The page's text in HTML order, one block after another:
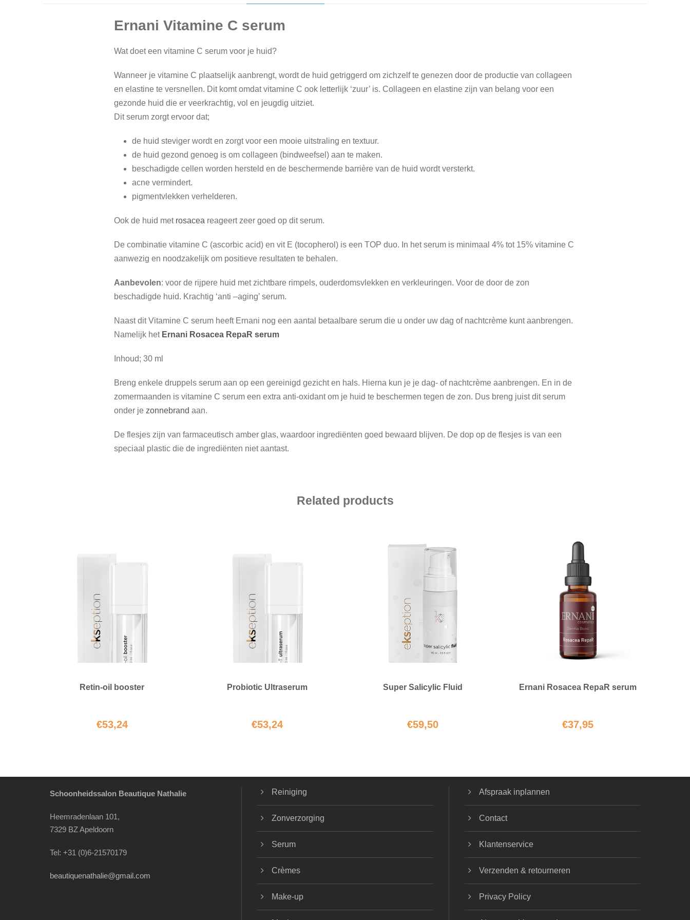
a
a
l
Ernani Vitamine C serum
Wat doet een vitamine C serum voor je huid?
Wanneer je vitamine C plaatselijk aanbrengt, wordt de huid getriggerd om zichzelf te genezen door de productie van collageen
en elastine te versnellen. Dit komt omdat vitamine C ook letterlijk ‘zuur’ is. Collageen en elastine zijn van belang voor een
gezonde huid die er veerkrachtig, vol en jeugdig uitziet.
Dit serum zorgt ervoor dat;
de huid steviger wordt en zorgt voor een mooie uitstraling en textuur.
de huid gezond genoeg is om collageen (bindweefsel) aan te maken.
beschadigde cellen worden hersteld en de beschermende barrière van de huid wordt versterkt.
acne vermindert.
pigmentvlekken verhelderen.
Ook de huid met rosacea reageert zeer goed op dit serum.
De combinatie vitamine C (ascorbic acid) en vit E (tocopherol) is een TOP duo. In het serum is minimaal 4% tot 15% vitamine C
aanwezig en noodzakelijk om positieve resultaten te behalen.
Aanbevolen: voor de rijpere huid met zichtbare rimpels, ouderdomsvlekken en verkleuringen. Voor de door de zon
beschadigde huid. Krachtig ‘anti –aging’ serum.
Naast dit Vitamine C serum heeft Ernani nog een aantal betaalbare serum die u onder uw dag of nachtcrème kunt aanbrengen.
Namelijk het Ernani Rosacea RepaR serum
Inhoud; 30 ml
Breng enkele druppels serum aan op een gereinigd gezicht en hals. Hierna kun je je dag- of nachtcrème aanbrengen. En in de
zomermaanden is vitamine C serum een extra anti-oxidant om je huid te beschermen tegen de zon. Dus breng juist dit serum
onder je zonnebrand aan.
De flesjes zijn van farmaceutisch amber glas, waardoor ingrediënten goed bewaard blijven. De dop op de flesjes is van een
speciaal plastic die de ingrediënten niet aantast.
Related products
Retin-oil booster
€53,24
Probiotic Ultraserum
€53,24
Super Salicylic Fluid
€59,50
Ernani Rosacea RepaR serum
€37,95
Schoonheidssalon Beautique Nathalie
Heemradenlaan 101,
7329 BZ Apeldoorn
Tel: +31 (0)6-21570179
beautiquenathalie@gmail.com
Reiniging
Zonverzorging
Serum
Crèmes
Make-up
Afspraak inplannen
Contact
Klantenservice
Verzenden & retourneren
Privacy Policy